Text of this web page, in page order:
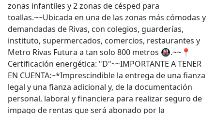
zonas infantiles y 2 zonas de césped para
toallas.~~Ubicada en una de las zonas más cómodas y
demandadas de Rivas, con colegios, guarderías,
instituto, supermercados, comercios, restaurantes y
Metro Rivas Futura a tan solo 800 metros 🚇.~~📍
Certificación energética: "D"~~IMPORTANTE A TENER
EN CUENTA:~*Imprescindible la entrega de una fianza
legal y una fianza adicional y, de la documentación
personal, laboral y financiera para realizar seguro de
impago de rentas que será abonado por la